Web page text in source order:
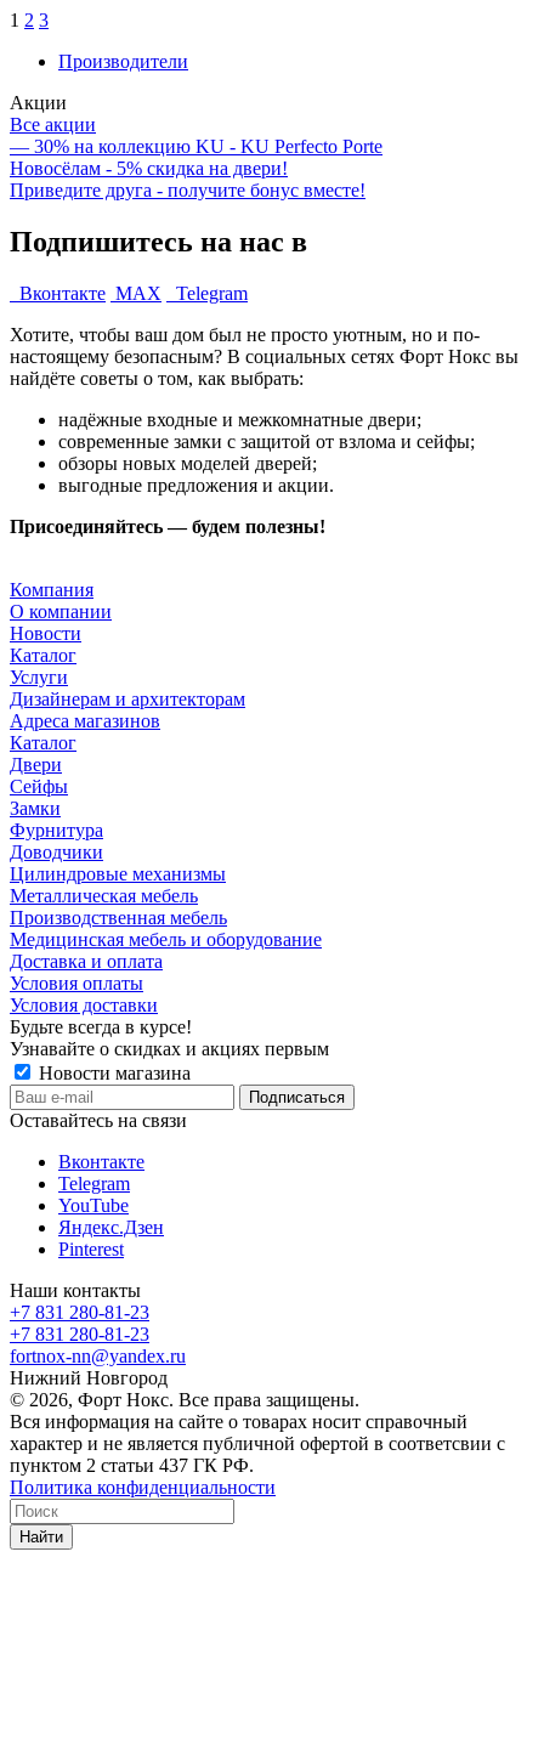
1 2 3
Производители
Акции
Все акции
— 30% на коллекцию KU - KU Perfecto Porte
Новосёлам - 5% скидка на двери!
Приведите друга - получите бонус вместе!
Подпишитесь на нас в
Вконтакте MAX
Telegram
Хотите, чтобы ваш дом был не просто уютным, но и по-
настоящему безопасным? В социальных сетях Форт Нокс вы
найдёте советы о том, как выбрать:
надёжные входные и межкомнатные двери;
современные замки с защитой от взлома и сейфы;
обзоры новых моделей дверей;
выгодные предложения и акции.
Присоединяйтесь — будем полезны!
Компания
О компании
Новости
Каталог
Услуги
Дизайнерам и архитекторам
Адреса магазинов
Каталог
Двери
Сейфы
Замки
Фурнитура
Доводчики
Цилиндровые механизмы
Металлическая мебель
Производственная мебель
Медицинская мебель и оборудование
Доставка и оплата
Условия оплаты
Условия доставки
Будьте всегда в курсе!
Узнавайте о скидках и акциях первым
Новости магазина
Оставайтесь на связи
Вконтакте
Telegram
YouTube
Яндекс.Дзен
Pinterest
Наши контакты
+7 831 280-81-23
+7 831 280-81-23
fortnox-nn@yandex.ru
Нижний Новгород
© 2026, Форт Нокс. Все права защищены.
Вся информация на сайте о товарах носит справочный
характер и не является публичной офертой в соответсвии с
пунктом 2 статьи 437 ГК РФ.
Политика конфиденциальности
Найти